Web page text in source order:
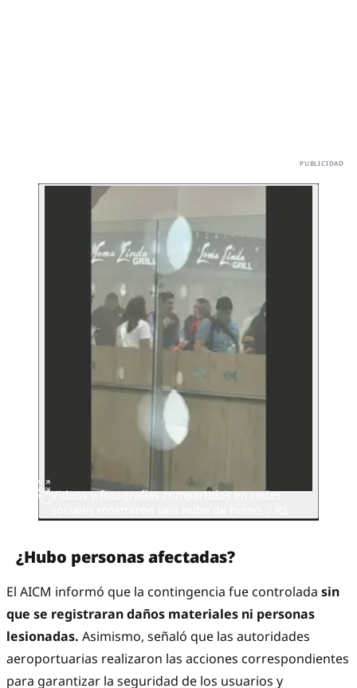
Videos y fotografías compartidos en redes
¿Hubo personas afectadas?
El AICM informó que la contingencia fue controlada sin
que se registraran daños materiales ni personas
lesionadas. Asimismo, señaló que las autoridades
aeroportuarias realizaron las acciones correspondientes
para garantizar la seguridad de los usuarios y